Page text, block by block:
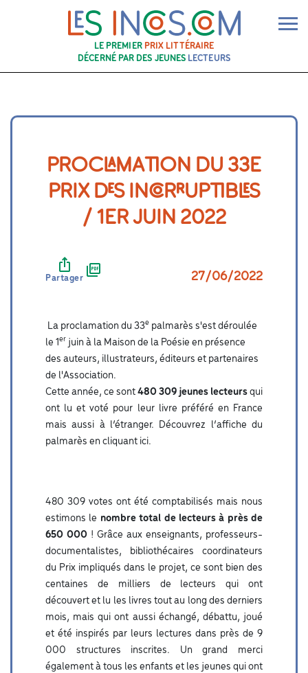
LE PREMIER PRIX LITTÉRAIRE
DÉCERNÉ PAR DES JEUNES LECTEURS
PROCLAMATION DU 33E
PRIX DES INCORRUPTIBLES
/ 1ER JUIN 2022
Partager 27/06/2022
La proclamation du 33e palmarès s'est déroulée
le 1er juin à la Maison de la Poésie en présence
des auteurs, illustrateurs, éditeurs et partenaires
de l'Association.
Cette année, ce sont480 309 jeunes lecteursqui
ont lu et voté pour leur livre préféré en France
mais aussi à l’étranger.
Découvrez l’affiche du
palmarès en cliquant ici.
480 309 votes ont été comptabilisés mais nous
estimons le nombre total de lecteurs à près de
650 000 ! Grâce aux enseignants, professeurs-
documentalistes, bibliothécaires coordinateurs
du Prix impliqués dans le projet, ce sont bien des
centaines de milliers de lecteurs qui ont
découvert et lu les livres tout au long des derniers
mois, mais qui ont aussi échangé, débattu, joué
et été inspirés par leurs lectures dans près de 9
000 structures inscrites. Un grand merci
également à tous les enfants et les jeunes qui ont